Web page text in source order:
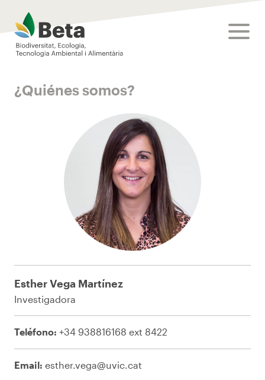
Beta Tech Center
¿Quiénes somos?
Esther Vega Martínez
Investigadora
Teléfono: +34 938816168 ext 8422
Email: esther.vega@uvic.cat